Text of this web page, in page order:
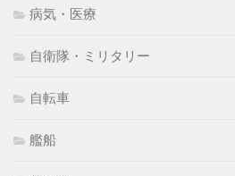
病気・医療
自衛隊・ミリタリー
自転車
艦船